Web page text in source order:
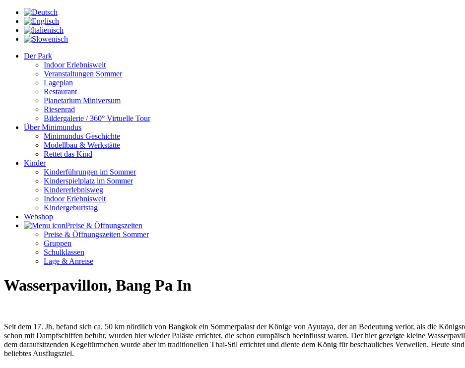
Der Park
Indoor Erlebniswelt
Veranstaltungen Sommer
Lageplan
Restaurant
Planetarium Miniversum
Riesenrad
Bildergalerie / 360° Virtuelle Tour
Über Minimundus
Minimundus Geschichte
Modellbau & Werkstätte
Rettet das Kind
Kinder
Kinderführungen im Sommer
Kinderspielplatz im Sommer
Kindererlebnisweg
Indoor Erlebniswelt
Kindergeburtstag
Webshop
Preise & Öffnungszeiten
Preise & Öffnungszeiten Sommer
Gruppen
Schulklassen
Lage & Anreise
Wasserpavillon, Bang Pa In
Seit dem 17. Jh. befand sich ca. 50 km nördlich von Bangkok ein Sommerpalast der Könige von Ayutaya, der an Bedeutung verlor, als die
schon mit Dampfschiffen befuhr, wurden hier wieder Paläste errichtet, die schon europäisch be­einflusst waren. Der hier gezeigte kleine
dem daraufsitzenden Kegeltürmchen wurde aber im traditionellen Thai-Stil errichtet und diente dem König für be­schauliches Verweilen. Heute
beliebtes Ausflugsziel.